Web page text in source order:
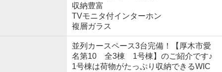
収納豊富
TVモニタ付インターホン
複層ガラス
並列カースペース3台完備！【厚木市愛
名第10 全3棟 1号棟】のご紹介です♪
1号棟は荷物がたっぷり収納できるWIC